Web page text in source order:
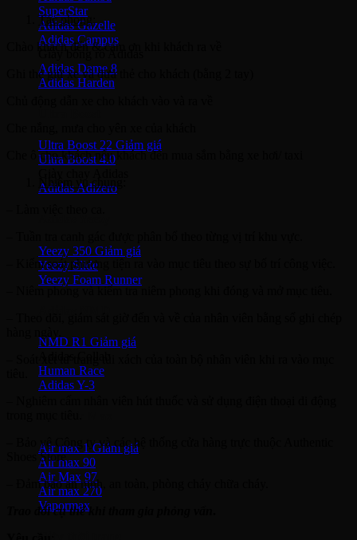
SuperStar
Adidas Gazelle
Adidas Campus
Adidas Dame 8
Adidas Harden
Ultra Boost 22
Ultra Boost 4.0
Adidas Adizero
Yeezy 350
Yeezy Slide
Yeezy Foam Runner
NMD R1
Human Race
Adidas Y-3
Air max 1
Air max 90
Air Max 97
Air max 270
Vapormax
Tác phong
Chào khách đến & cám ơn khi khách ra về
Ghi thẻ giữ xe và đưa thẻ cho khách (bằng 2 tay)
Che ô cho khách nếu khách đến mua sắm bằng xe hơi/ taxi
Nhiệm vụ chung
– Kiểm soát phương tiện ra vào mục tiêu theo sự bố trí công việc.
– Niêm phong và kiểm tra niêm phong khi đóng và mở mục tiêu.
– Bảo vệ Công ty và các hệ thống cửa hàng trực thuộc Authentic
Shoes Store
– Đảm bảo an ninh, an toàn, phòng cháy chữa cháy.
Trao đổi cụ thể khi tham gia phỏng vấn